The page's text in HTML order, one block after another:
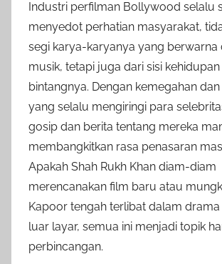
Industri perfilman Bollywood selalu
menyedot perhatian masyarakat,
segi karya-karyanya yang berwarna
musik, tetapi juga dari sisi
bintangnya. Dengan kemegahan
yang selalu mengiringi para
gosip dan berita tentang mereka
membangkitkan rasa penasaran
Apakah Shah Rukh Khan diam-diam
merencanakan film baru atau
Kapoor tengah terlibat dalam
luar layar, semua ini menjadi topik
perbincangan.